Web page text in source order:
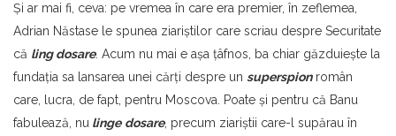
Şi ar mai fi, ceva: pe vremea în care era premier, în zeflemea,
Adrian Năstase le spunea ziariştilor care scriau despre Securitate
că ling dosare. Acum nu mai e aşa ţâfnos, ba chiar găzduieşte la
fundaţia sa lansarea unei cărţi despre un superspionromân
care, lucra, de fapt, pentru Moscova. Poate şi pentru că Banu
fabulează, nu linge dosare, precum ziariştii care-l supărau în